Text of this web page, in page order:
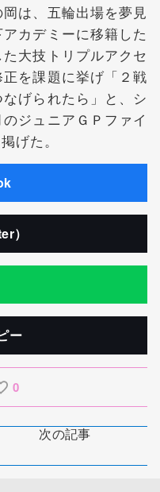
は、五輪出場を夢見
カデミーに移籍した
大技トリプルアクセ
を課題に挙げ「２戦
げられたら」と、シ
ジュニアＧＰファイ
げた。
）
ー
0
次の記事